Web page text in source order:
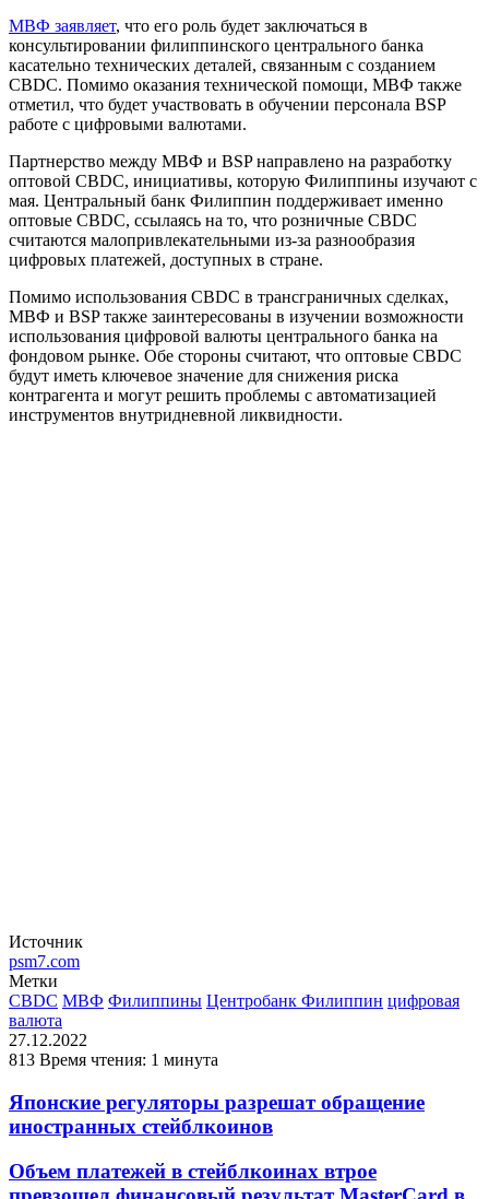
МВФ заявляет, что его роль будет заключаться в
консультировании филиппинского центрального банка
касательно технических деталей, связанным с созданием
CBDC. Помимо оказания технической помощи, МВФ также
отметил, что будет участвовать в обучении персонала BSP
работе с цифровыми валютами.
Партнерство между МВФ и BSP направлено на разработку
оптовой CBDC, инициативы, которую Филиппины изучают с
мая. Центральный банк Филиппин поддерживает именно
оптовые CBDC, ссылаясь на то, что розничные CBDC
считаются малопривлекательными из-за разнообразия
цифровых платежей, доступных в стране.
Помимо использования CBDC в трансграничных сделках,
МВФ и BSP также заинтересованы в изучении возможности
использования цифровой валюты центрального банка на
фондовом рынке. Обе стороны считают, что оптовые CBDC
будут иметь ключевое значение для снижения риска
контрагента и могут решить проблемы с автоматизацией
инструментов внутридневной ликвидности.
Источник
psm7.com
Метки
CBDC МВФ Филиппины Центробанк Филиппин цифровая
валюта
27.12.2022
813 Время чтения: 1 минута
Японские регуляторы разрешат обращение
иностранных стейблкоинов
Объем платежей в стейблкоинах втрое